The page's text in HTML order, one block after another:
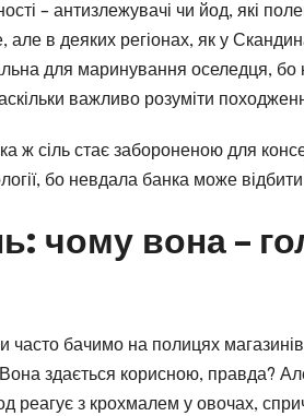
– антизлежувачі чи йод, які
в деяких регіонах, як у
для маринування оселедця, бо
важливо розуміти
ж сіль стає забороненою для
бо невдала банка може
чому вона –
часто бачимо на полицях
здається корисною, правда?
реагує з крохмалем у овочах,